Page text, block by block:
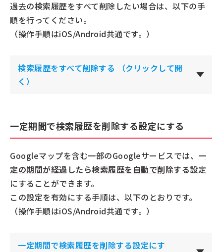
過去の検索履歴をすべて削除したい場合は、以下の手
順を行ってください。
（操作手順はiOS/Android共通です。）
検索履歴をすべて削除する （クリックして開
く）
一定期間で検索履歴を削除する設定にする
Googleマップを含む一部のGoogleサービスでは、 一
定の期間が経過したら検索履歴を自動で削除する設定
にすることができます。
この設定を有効にする手順は、以下のとおりです。
（操作手順はiOS/Android共通です。）
一定期間で検索履歴を削除する設定にす